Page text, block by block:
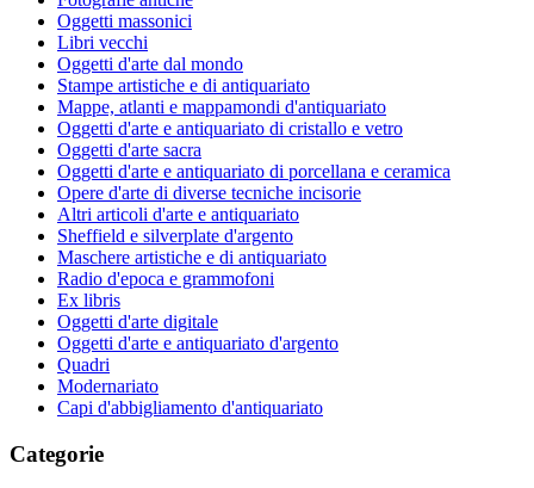
Oggetti massonici
Libri vecchi
Oggetti d'arte dal mondo
Stampe artistiche e di antiquariato
Mappe, atlanti e mappamondi d'antiquariato
Oggetti d'arte e antiquariato di cristallo e vetro
Oggetti d'arte sacra
Oggetti d'arte e antiquariato di porcellana e ceramica
Opere d'arte di diverse tecniche incisorie
Altri articoli d'arte e antiquariato
Sheffield e silverplate d'argento
Maschere artistiche e di antiquariato
Radio d'epoca e grammofoni
Ex libris
Oggetti d'arte digitale
Oggetti d'arte e antiquariato d'argento
Quadri
Modernariato
Capi d'abbigliamento d'antiquariato
Categorie